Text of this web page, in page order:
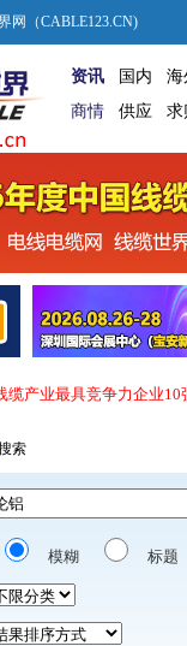
网（CABLE123.CN)
资讯 国内 海
商情
供应 求
缆产业最具竞争力企业10
索
模糊 标题